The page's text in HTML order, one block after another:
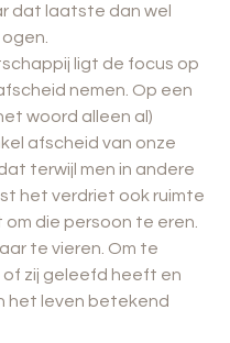
dat laatste dan wel
ligt de focus op
nemen. Op een
woord alleen al)
afscheid van onze
terwijl men in andere
het verdriet ook ruimte
die persoon te eren.
te vieren. Om te
of zij geleefd heeft en
het leven betekend